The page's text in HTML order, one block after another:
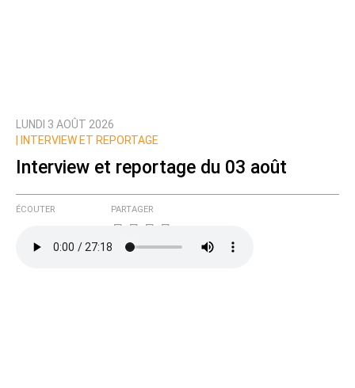
LUNDI 3 AOÛT 2026
INTERVIEW ET REPORTAGE
Interview et reportage du 03 août
ÉCOUTER PARTAGER